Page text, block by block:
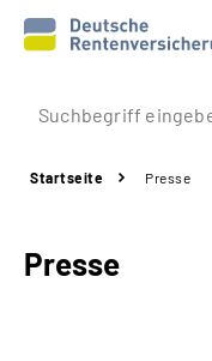
Prävention
Rente
Startseite Presse
Presse